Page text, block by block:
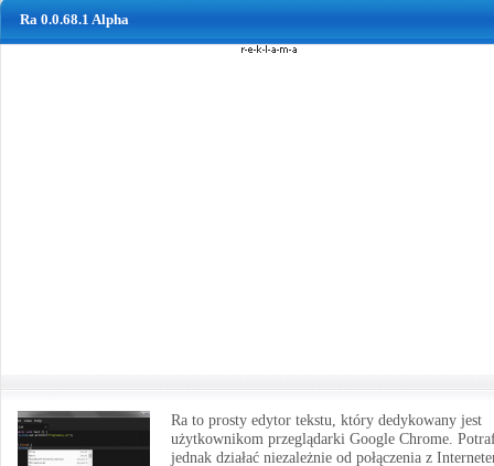
Ra 0.0.68.1 Alpha
Ra to prosty edytor tekstu, który dedykowany jest
użytkownikom przeglądarki Google Chrome.
jednak działać niezależnie od połączenia z